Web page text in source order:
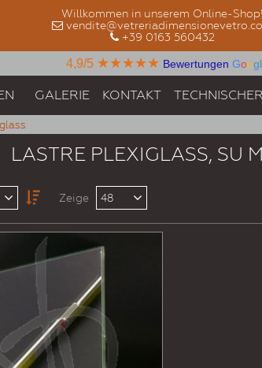
Willkommen in unserem Online-Shop!
+39 0163 560432
4,9/5 ★★★★★ Bewertungen Googl
GALERIE KONTAKT
LASTRE PLEXIGLASS, SU
Zeige 48